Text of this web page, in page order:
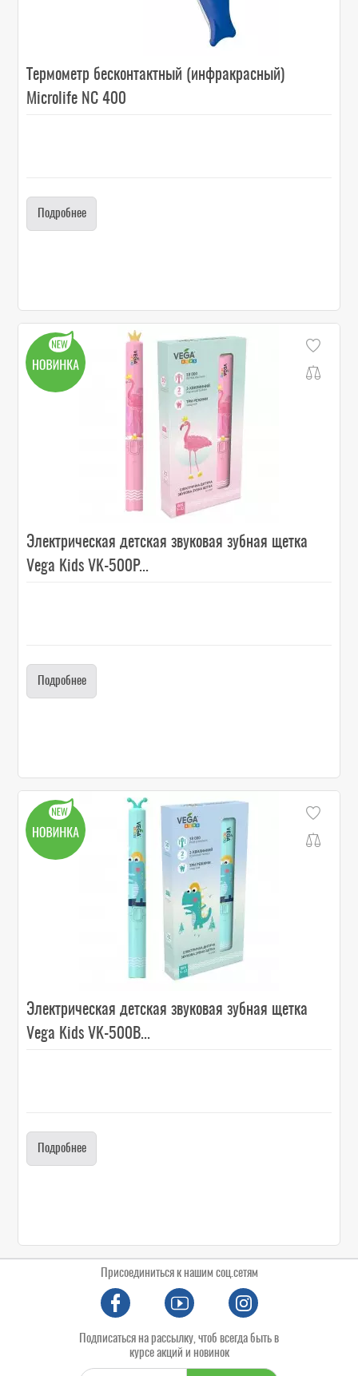
Термометр бесконтактный (инфракрасный)
Microlife NC 400
Подробнее
Электрическая детская звуковая зубная щетка
Vega Kids VK-500P...
Подробнее
Электрическая детская звуковая зубная щетка
Vega Kids VK-500B...
Подробнее
Присоединиться к нашим соц.сетям
Подписаться на рассылку, чтоб всегда быть в
курсе акций и новинок